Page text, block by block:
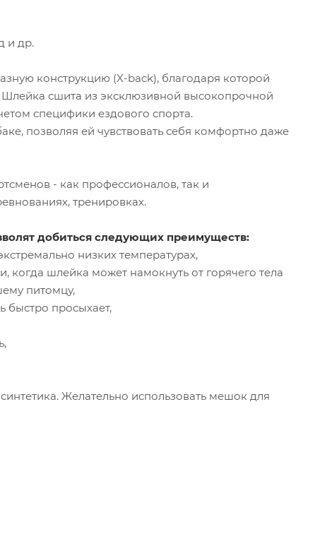
и др.
конструкцию (X-back), благодаря которой
Шлейка сшита из эксклюзивной высокопрочной
специфики ездового спорта.
позволяя ей чувствовать себя комфортно даже
- как профессионалов, так и
тренировках.
добиться следующих преимуществ:
низких температурах,
когда шлейка может намокнуть от горячего тела
питомцу,
быстро просыхает,
Желательно использовать мешок для